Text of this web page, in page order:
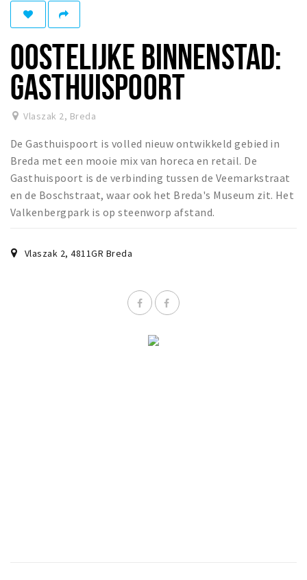
Winkelgebieden
Bezienswaardigheden
Musea, theaters & podia
Uitjes & activiteiten
Toeristische routes
Natuurgebieden
Baroniepoorten
OOSTELIJKE BINNENSTAD:
GASTHUISPOORT
Vlaszak 2, Breda
De Gasthuispoort is volled nieuw ontwikkeld gebied in
Breda met een mooie mix van horeca en retail. De
Gasthuispoort is de verbinding tussen de Veemarkstraat
en de Boschstraat, waar ook het Breda's Museum zit. Het
Valkenbergpark is op steenworp afstand.
Vlaszak 2,4811GR Breda